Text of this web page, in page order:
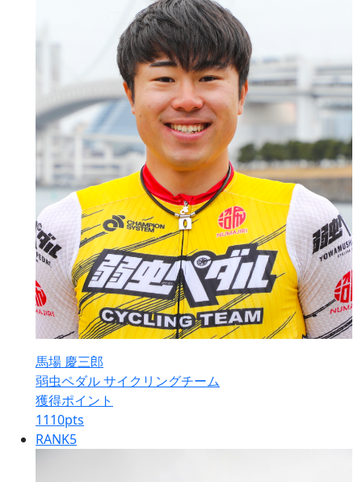
馬場 慶三郎
弱虫ペダル サイクリングチーム
獲得ポイント
1110pts
RANK5